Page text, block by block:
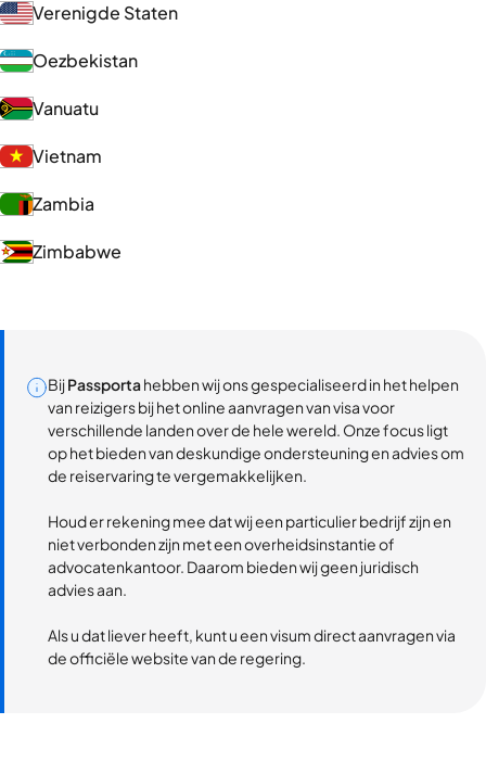
Verenigde Staten
Oezbekistan
Vanuatu
Vietnam
Zambia
Zimbabwe
BijPassportahebben wij ons gespecialiseerd in het helpen
van reizigers bij het online aanvragen van visa voor
verschillende landen over de hele wereld. Onze focus ligt
op het bieden van deskundige ondersteuning en advies om
de reiservaring te vergemakkelijken.
Houd er rekening mee dat wij een particulier bedrijf zijn en
niet verbonden zijn met een overheidsinstantie of
advocatenkantoor. Daarom bieden wij geen juridisch
advies aan.
Als u dat liever heeft, kunt u een visum direct aanvragen via
de officiële website van de regering.